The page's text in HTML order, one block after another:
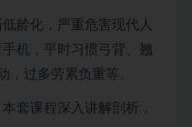
龄化，严重危害现代人
机，平时习惯弓背、翘
，过多劳累负重等。
套课程深入讲解剖析，